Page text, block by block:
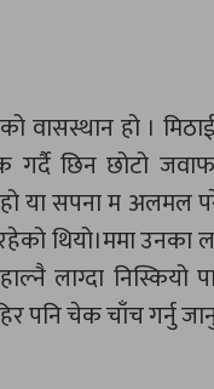
हो ।
गर्दै छिन छोटो
सपना म अलमल परे
थियो।ममा
लाग्दा
पनि चेक चाँच गर्नु